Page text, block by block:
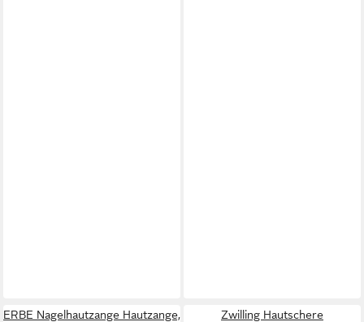
ERBE Nagelhautzange Hautzange,
Zwilling Hautschere